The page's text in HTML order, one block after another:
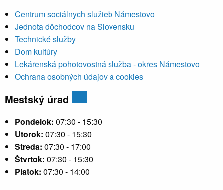
Centrum sociálnych služieb Námestovo
Jednota dôchodcov na Slovensku
Technické služby
Dom kultúry
Lekárenská pohotovostná služba - okres Námestovo
Ochrana osobných údajov a cookies
Mestský úrad
Pondelok: 07:30 - 15:30
Utorok: 07:30 - 15:30
Streda: 07:30 - 17:00
Štvrtok: 07:30 - 15:30
Piatok: 07:30 - 14:00